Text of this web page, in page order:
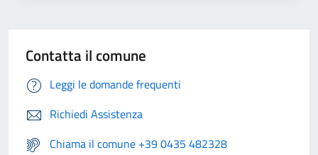
Contatta il comune
Leggi le domande frequenti
Richiedi Assistenza
Chiama il comune +39 0435 482328